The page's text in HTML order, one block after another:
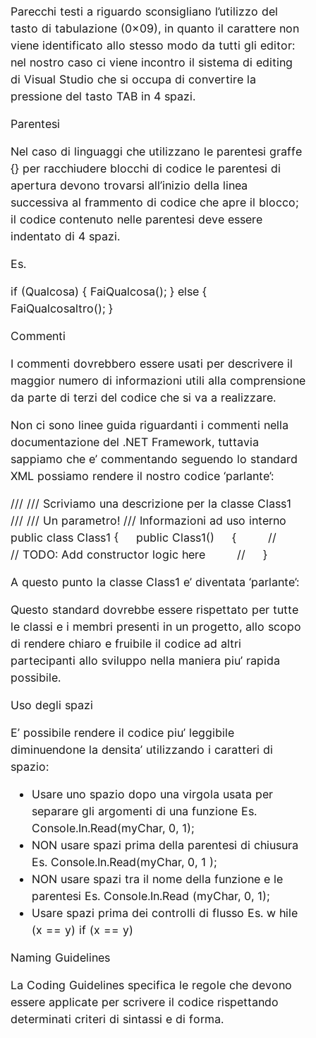
Parecchi testi a riguardo sconsigliano l’utilizzo del
tasto di tabulazione (0x09), in quanto il carattere non
viene identificato allo stesso modo da tutti gli editor:
nel nostro caso ci viene incontro il sistema di editing
di Visual Studio che si occupa di convertire la
pressione del tasto TAB in 4 spazi.
Parentesi
Nel caso di linguaggi che utilizzano le parentesi graffe
{} per racchiudere blocchi di codice le parentesi di
apertura devono trovarsi all’inizio della linea
successiva al frammento di codice che apre il blocco;
il codice contenuto nelle parentesi deve essere
indentato di 4 spazi.
Es.
if (Qualcosa) { FaiQualcosa(); } else {
FaiQualcosaltro(); }
Commenti
I commenti dovrebbero essere usati per descrivere il
maggior numero di informazioni utili alla comprensione
da parte di terzi del codice che si va a realizzare.
Non ci sono linee guida riguardanti i commenti nella
documentazione del .NET Framework, tuttavia
sappiamo che e’ commentando seguendo lo standard
XML possiamo rendere il nostro codice ‘parlante’:
/// /// Scriviamo una descrizione per la classe Class1
/// /// Un parametro! /// Informazioni ad uso interno
public class Class1 { public Class1() { //
// TODO: Add constructor logic here // }
A questo punto la classe Class1 e’ diventata ‘parlante’:
Questo standard dovrebbe essere rispettato per tutte
le classi e i membri presenti in un progetto, allo scopo
di rendere chiaro e fruibile il codice ad altri
partecipanti allo sviluppo nella maniera piu’ rapida
possibile.
Uso degli spazi
E’ possibile rendere il codice piu’ leggibile
diminuendone la densita’ utilizzando i caratteri di
spazio:
Usare uno spazio dopo una virgola usata per
separare gli argomenti di una funzione Es.
Console.In.Read(myChar, 0, 1);
NON usare spazi prima della parentesi di chiusura
Es. Console.In.Read(myChar, 0, 1 );
NON usare spazi tra il nome della funzione e le
parentesi Es. Console.In.Read (myChar, 0, 1);
Usare spazi prima dei controlli di flusso Es. w hile
(x == y) if (x == y)
Naming Guidelines
La Coding Guidelines specifica le regole che devono
essere applicate per scrivere il codice rispettando
determinati criteri di sintassi e di forma.